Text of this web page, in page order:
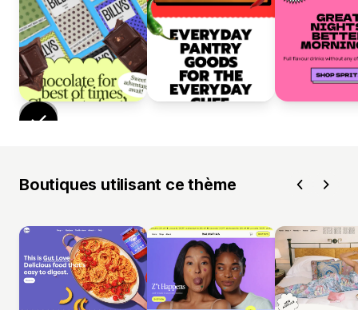
Boutiques utilisant ce thème